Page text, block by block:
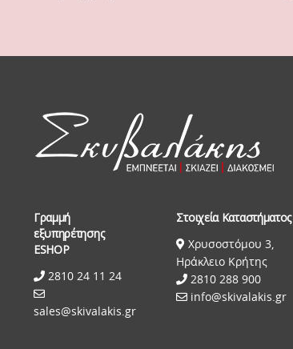
Γραμμή
εξυπηρέτησης
ESHOP
2810 24 11 24
sales@skivalakis.gr
Στοιχεία Καταστήματος
Χρυσοστόμου 3,
Ηράκλειο Κρήτης
2810 288 900
info@skivalakis.gr